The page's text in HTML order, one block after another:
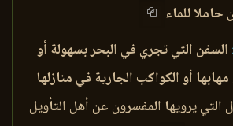
للماء
السفن التي تجري في البحر بسهولة أو
أو الكواكب الجارية في منازلها
يرويها المفسرون عن أهل التأويل